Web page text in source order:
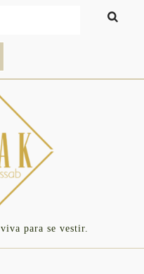
Button
para se vestir.